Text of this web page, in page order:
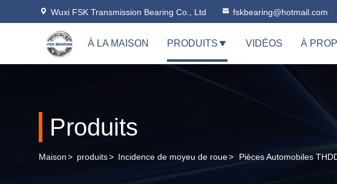
Wuxi FSK Transmission Bearing Co., Ltd fskbearing@hotmail.com
À LA MAISON PRODUITS VIDÉOS À
Produits
Maison> produits> Incidence de moyeu de roue> Pièces Automobiles